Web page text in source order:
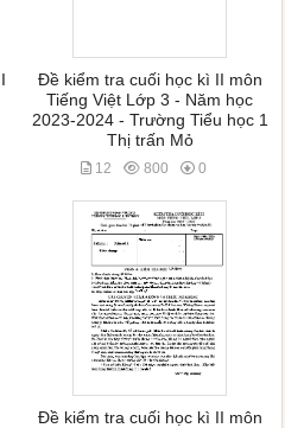
Đề kiểm tra cuối học kì II môn
Tiếng Việt Lớp 3 - Năm học
2023-2024 - Trường Tiểu học 1
Thị trấn Mỏ
12 800 0
Đề kiểm tra cuối học kì II môn